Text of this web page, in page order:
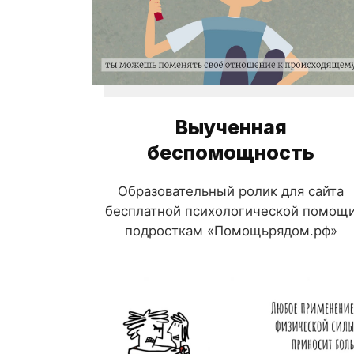
Выученная
беспомощность
Образовательный ролик для сайта
бесплатной психологической
подросткам «‎Помощьрядом.рф»